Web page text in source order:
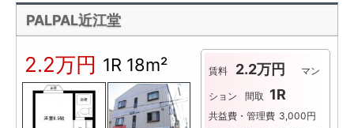
PALPAL近江堂
2.2万円 1R 18m² 賃料 2.2万円 マン
ション 間取 1R
共益費・管理費 3,000円